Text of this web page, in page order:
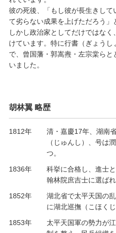
彼の死後、「もし彼が長生きし
て劣らない成果を上げただろう」
しかし政治家としてだけではな
けています。特に行書（ぎょう
で、曾国藩・郭嵩燾・左宗棠ら
いました。
胡林翼 略歴
1812年
清・嘉慶17年、湖南
（じゅんし）、号は
つ。
1836年
科挙に合格し、進士
翰林院庶吉士に選ば
1852年
湖北省で太平天国の
に湖北巡撫（こほく
1853年
太平天国軍の勢力が